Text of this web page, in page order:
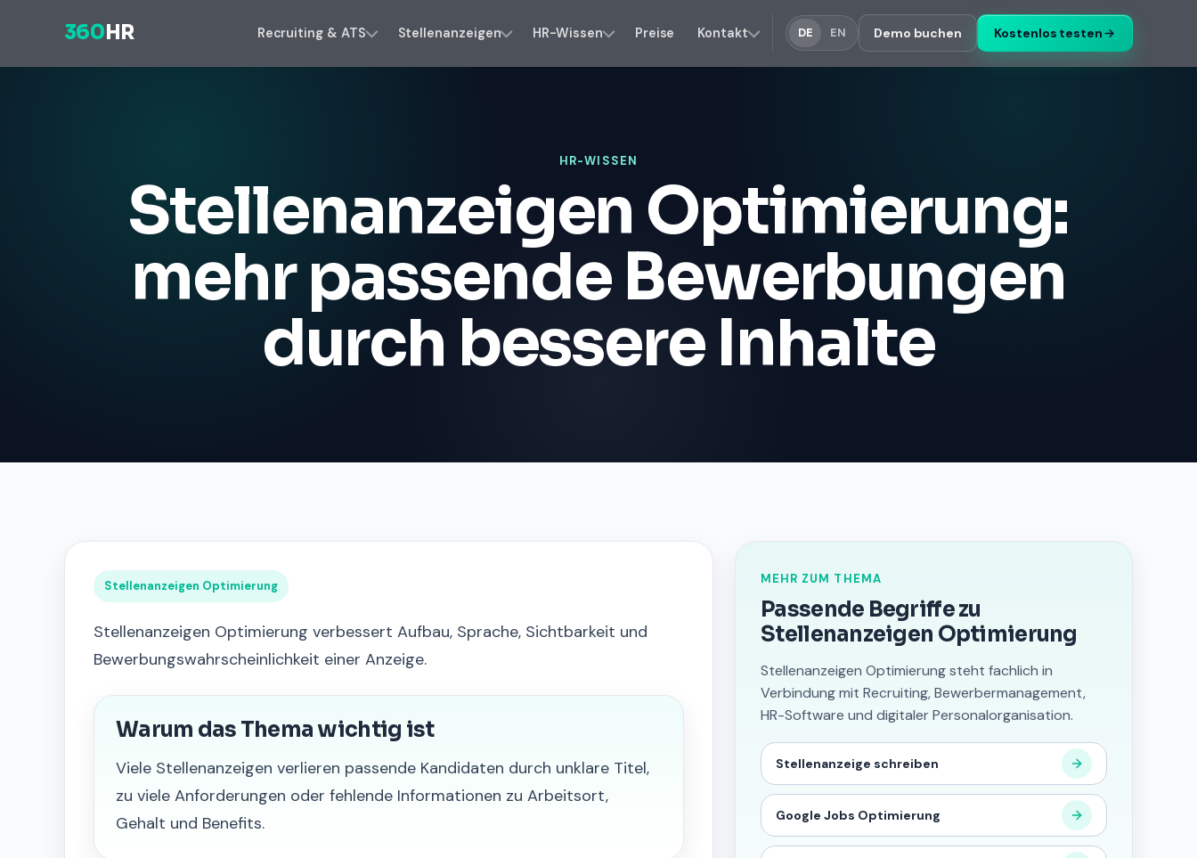
360 HR Recruiting & ATS Stellenanzeigen HR-Wissen Preise Kontakt DE EN Demo buchen Kostenlos testen
HR-WISSEN
Stellenanzeigen Optimierung:
mehr passende Bewerbungen
durch bessere Inhalte
Stellenanzeigen Optimierung
Stellenanzeigen Optimierung verbessert Aufbau, Sprache, Sichtbarkeit und
Bewerbungswahrscheinlichkeit einer Anzeige.
Warum das Thema wichtig ist
Viele Stellenanzeigen verlieren passende Kandidaten durch unklare Titel,
zu viele Anforderungen oder fehlende Informationen zu Arbeitsort,
Gehalt und Benefits.
MEHR ZUM THEMA
Passende Begriffe zu
Stellenanzeigen Optimierung
Stellenanzeigen Optimierung steht fachlich in
Verbindung mit Recruiting, Bewerbermanagement,
HR-Software und digitaler Personalorganisation.
Stellenanzeige schreiben
Google Jobs Optimierung